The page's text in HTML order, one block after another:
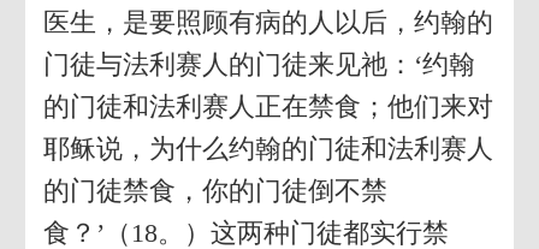
医生，是要照顾有病的人以后，约翰的
门徒与法利赛人的门徒来见祂：‘约翰
的门徒和法利赛人正在禁食；他们来对
耶稣说，为什么约翰的门徒和法利赛人
的门徒禁食，你的门徒倒不禁
食？’（18。）这两种门徒都实行禁